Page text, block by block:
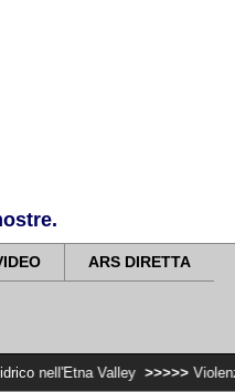
ARS DIRETTA
>>>>> Violenza di genere,